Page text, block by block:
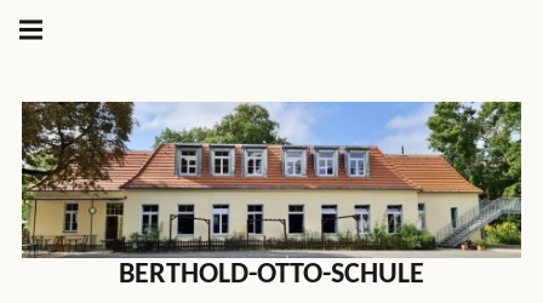
Springe
zum
BERTHOLD-OTTO-SCHULE